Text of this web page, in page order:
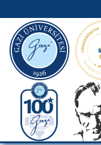
Ana Menü
gazi.edu.tr